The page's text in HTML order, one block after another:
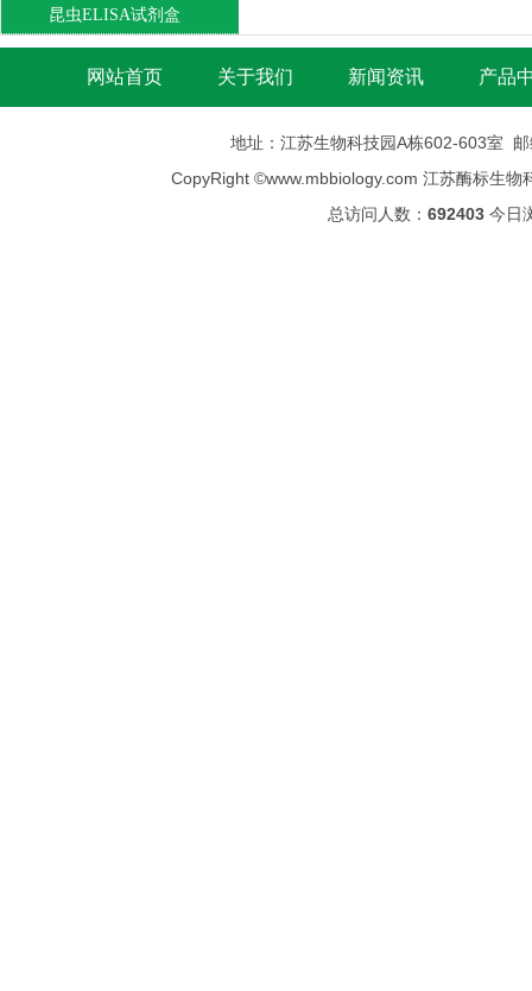
昆虫ELISA试剂盒
网站首页 关于我们 新闻资讯 产品
地址：江苏生物科技园A栋602-603室
CopyRight ©www.mbbiology.com 江苏酶标生物
总访问人数： 692403 今日